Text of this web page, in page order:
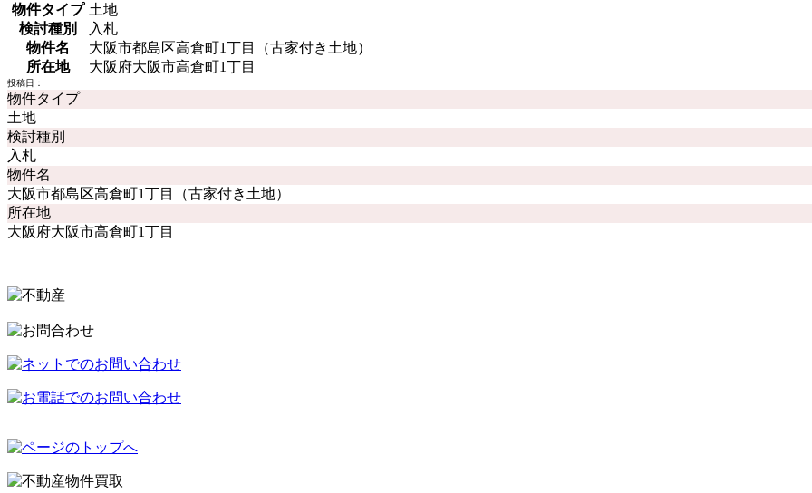
物件タイプ 土地
検討種別
入札
物件名
大阪市都島区高倉町1丁目（古家付き土地）
所在地
大阪府大阪市高倉町1丁目
投稿日：
物件タイプ
土地
検討種別
入札
物件名
大阪市都島区高倉町1丁目（古家付き土地）
所在地
大阪府大阪市高倉町1丁目